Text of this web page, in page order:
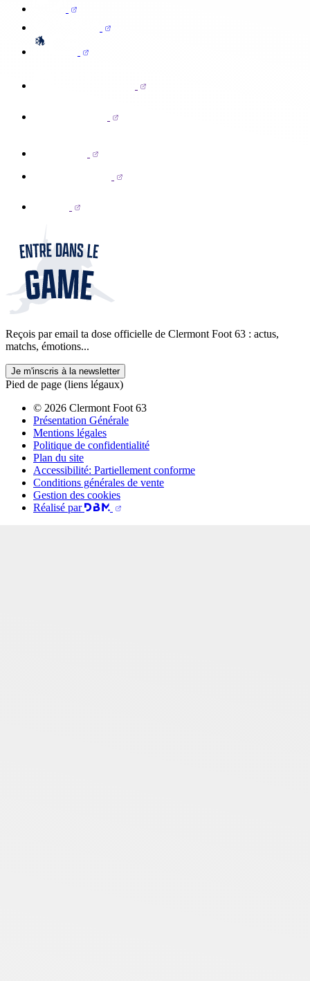
Reçois par email ta dose officielle de Clermont Foot 63 : actus,
matchs, émotions...
Je m'inscris à la newsletter
Pied de page (liens légaux)
© 2026 Clermont Foot 63
Présentation Générale
Mentions légales
Politique de confidentialité
Plan du site
Accessibilité: Partiellement conforme
Conditions générales de vente
Gestion des cookies
Réalisé par